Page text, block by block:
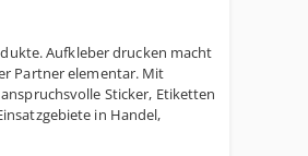
Aufkleber drucken macht
Partner elementar. Mit
Sticker, Etiketten
in Handel,